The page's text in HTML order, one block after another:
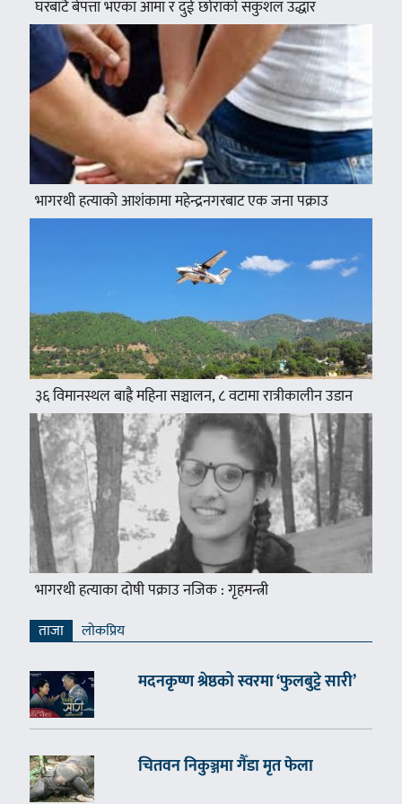
घरबाटै बेपत्ता भएका आमा र दुई छोराको सकुशल उद्धार
भागरथी हत्याको आशंकामा महेन्द्रनगरबाट एक जना पक्राउ
३६ विमानस्थल बाह्रै महिना सञ्चालन, ८ वटामा रात्रीकालीन उडान
भागरथी हत्याका दोषी पक्राउ नजिक : गृहमन्त्री
ताजा लाेकप्रिय
मदनकृष्ण श्रेष्ठको स्वरमा ‘फुलबुट्टे सारी’
चितवन निकुञ्जमा गैँडा मृत फेला